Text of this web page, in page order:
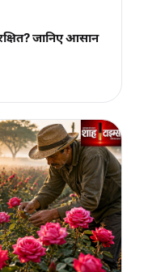
जानिए आसान